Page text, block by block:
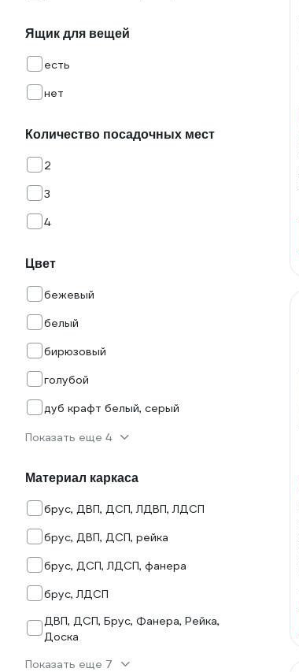
Ящик для вещей
есть
нет
Количество посадочных мест
2
3
4
Цвет
бежевый
белый
бирюзовый
голубой
дуб крафт белый, серый
Показать еще 4
Материал каркаса
брус, ДВП, ДСП, ЛДВП, ЛДСП
брус, ДВП, ДСП, рейка
брус, ДСП, ЛДСП, фанера
брус, ЛДСП
ДВП, ДСП, Брус, Фанера, Рейка,
Доска
Показать еще 7